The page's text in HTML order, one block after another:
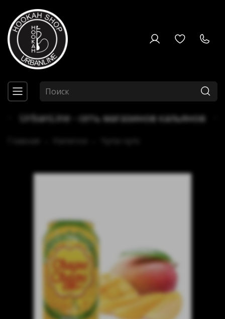
UrbanLine - сеть магазинов кальянов